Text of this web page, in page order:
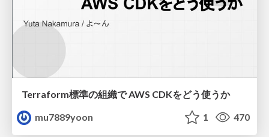
Terraform標準の組織で AWS CDKをどう使うか
mu7889yoon
1 470